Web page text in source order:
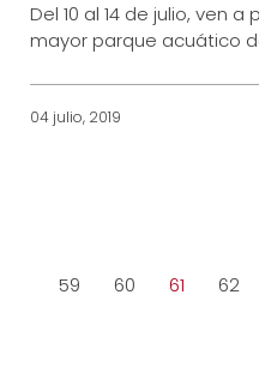
Del 10 al 14 de julio, ven
mayor parque acuático
04 julio, 2019
59 60 61 62